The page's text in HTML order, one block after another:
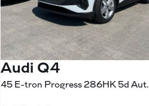
Audi Q4
45 E-tron Progress 286HK 5d Aut.